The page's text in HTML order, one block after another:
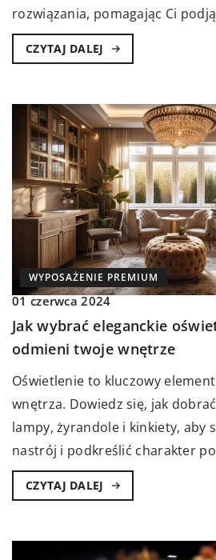
rozwiązania, pomagając Ci
CZYTAJ DALEJ
WYPOSAŻENIE PREMIUM
01 czerwca 2024
Jak wybrać eleganckie
odmieni twoje wnętrze
Oświetlenie to kluczowy
wnętrza. Dowiedz się, jak
lampy, żyrandole i kinkiety, aby
nastrój i podkreślić charakter
CZYTAJ DALEJ